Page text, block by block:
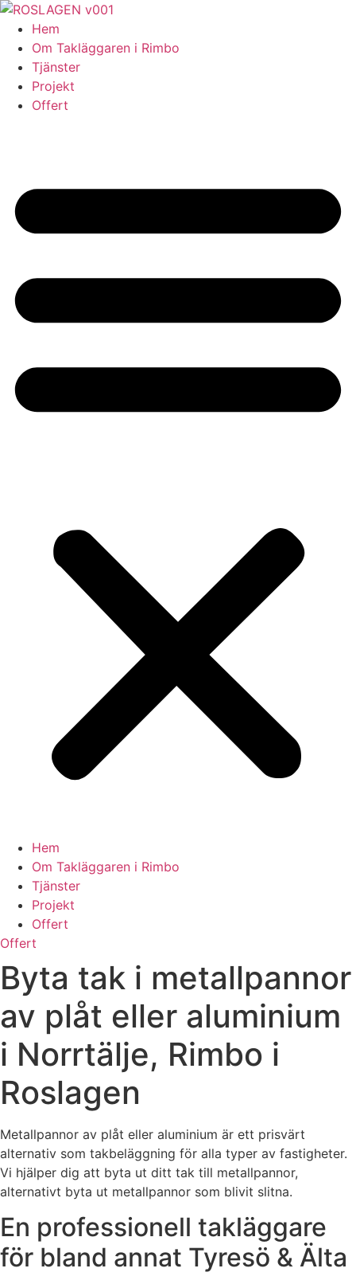
Skip
content
Hem
Om Takläggaren i Rimbo
Tjänster
Projekt
Offert
Hem
Om Takläggaren i Rimbo
Tjänster
Projekt
Offert
Offert
Byta tak i metallpannor
av plåt eller aluminium
i Norrtälje, Rimbo i
Roslagen
Metallpannor av plåt eller aluminium är ett prisvärt
alternativ som takbeläggning för alla typer av fastigheter.
Vi hjälper dig att byta ut ditt tak till metallpannor,
alternativt byta ut metallpannor som blivit slitna.
En professionell takläggare
för bland annat Tyresö & Älta